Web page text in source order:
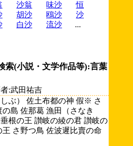
沙翁 味沙
恒
胡沙 鴎沙
沙
白沙 流沙
...
索(小説・文学作品等):言葉
:武田祐吉
ぶ） 佐土布都の神 假※ さ
島 佐那葛 漁田（さなき
根の王 讃岐の綾の君 讃岐の
王 さ野つ鳥 佐波遲比賣の命